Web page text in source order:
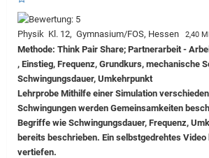
Physik Kl. 12, Gymnasium/FOS, Hessen 2,40
Methode: Think Pair Share; Partnerarbeit -
, Einstieg, Frequenz, Grundkurs, mechanische
Schwingungsdauer, Umkehrpunkt
Lehrprobe Mithilfe einer Simulation
Schwingungen werden Gemeinsamkeiten
Begriffe wie Schwingungsdauer, Frequenz,
bereits beschrieben. Ein selbstgedrehtes
vertiefen.